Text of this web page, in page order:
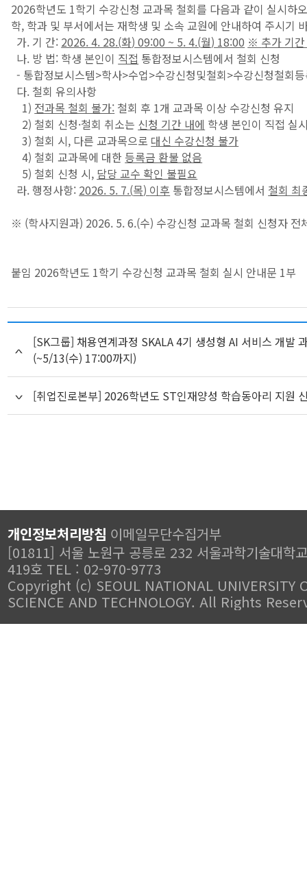
2026학년도 1학기 수강신청 교과목 철회를 다음과 같이 실시하
학, 학과 및 부서에서는 재학생 및 소속 교원에 안내하여 주시기
가. 기 간: 2026. 4. 28.(화) 09:00 ~ 5. 4.(월) 18:00 ※ 추가 기
나. 방 법: 학생 본인이 직접 통합정보시스템에서 철회 신청
- 통합정보시스템>학사>수업>수강신청및철회>수강신청철회
다. 철회 유의사항
1) 전과목 철회 불가: 철회 후 1개 교과목 이상 수강신청 유지
2) 철회 신청·철회 취소는 신청 기간 내에 학생 본인이 직접 실
3) 철회 시, 다른 교과목으로 대신 수강신청 불가
4) 철회 교과목에 대한 등록금 환불 없음
5) 철회 신청 시, 담당 교수 확인 불필요
라. 행정사항: 2026. 5. 7.(목) 이후 통합정보시스템에서 철회 최
※ (학사지원과) 2026. 5. 6.(수) 수강신청 교과목 철회 신청자 전
붙임 2026학년도 1학기 수강신청 교과목 철회 실시 안내문 1부
[SK그룹] 채용연계과정 SKALA 4기 생성형 AI 서비스 개발
(~5/13(수) 17:00까지)
[취업진로본부] 2026학년도 ST인재양성 학습동아리 지원
개인정보처리방침 이메일무단수집거부
[01811] 서울 노원구 공릉로 232 서울과학기술대학
419호 TEL : 02-970-9773
Copyright (c) SEOUL NATIONAL UNIVERSITY
SCIENCE AND TECHNOLOGY. All Rights